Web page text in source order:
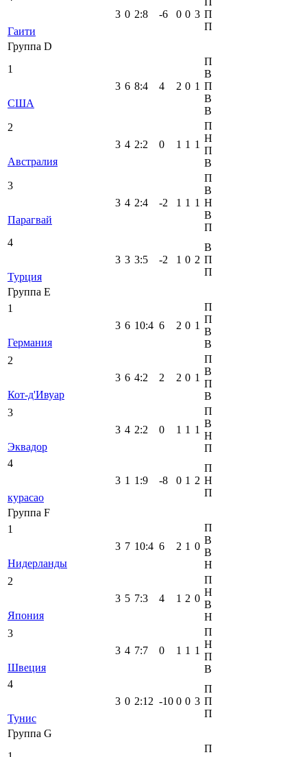
Гаити
3 0 2:8 -6 0 0 3 П
П
Группа D
1
США
3 6 8:4 4 2 0 1
П
В
П
В
В
2
Австралия
3 4 2:2 0 1 1 1
П
Н
П
В
3
Парагвай
3 4 2:4 -2 1 1 1
П
В
Н
В
П
4
Турция
3 3 3:5 -2 1 0 2
В
П
П
Группа E
1
Германия
3 6 10:4 6 2 0 1
П
П
В
В
2
Кот-д'Ивуар
3 6 4:2 2 2 0 1
П
В
П
В
3
Эквадор
3 4 2:2 0 1 1 1
П
В
Н
П
4
курасао
3 1 1 :9 -8 0 1 2
П
Н
П
Группа F
1
Нидерланды
3 7 10:4 6 2 1 0
П
В
В
Н
2
Япония
3 5 7:3 4 1 2 0
П
Н
В
Н
3
Швеция
3 4 7:7 0 1 1 1
П
Н
П
В
4
Тунис
3 0 2:12 -10 0 0 3
П
П
П
Группа G
П